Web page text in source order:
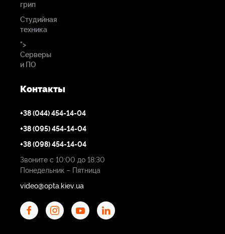
грип
Студийная
техника
">
Серверы
и ПО
Контакты
+38 (044) 454-14-04
+38 (095) 454-14-04
+38 (098) 454-14-04
Звоните с 10:00 до 18:30
Понедельник – Пятница
video@opta.kiev.ua